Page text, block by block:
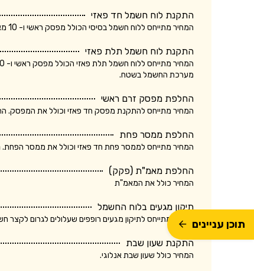
התקנת לוח חשמל חד פאזי
המחיר מתייחס ללוח חשמל בסיסי הכולל מפסק ראשי ו- 10 מאמ"תים. המחיר אינו כולל ביקורת של חברת חשמל.
התקנת לוח חשמל תלת פאזי
מערכת החשמל בשטח.
החלפת מפסק זרם ראשי
המחיר מתייחס להתקנת מפסק חד פאזי וכולל את המפסק.
החלפת ממסר פחת
המחיר מתייחס לממסר פחת חד פאזי וכולל את ממסר הפחת.
החלפת מאמ"ת (פקק)
המחיר כולל את המאמ"ת
תיקון מגעים בלוח החשמל
המחיר מתייחס לתיקון מגעים רופפים שעלולים לגרום לקצר
התקנת שעון שבת
המחיר כולל שעון שבת אנלוגי.
תוכן עניינים